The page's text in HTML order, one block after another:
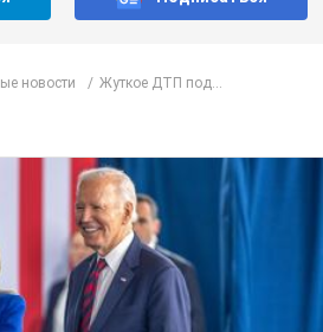
Джо Байдена
который
"агрессивном" раке
на это должного внимания